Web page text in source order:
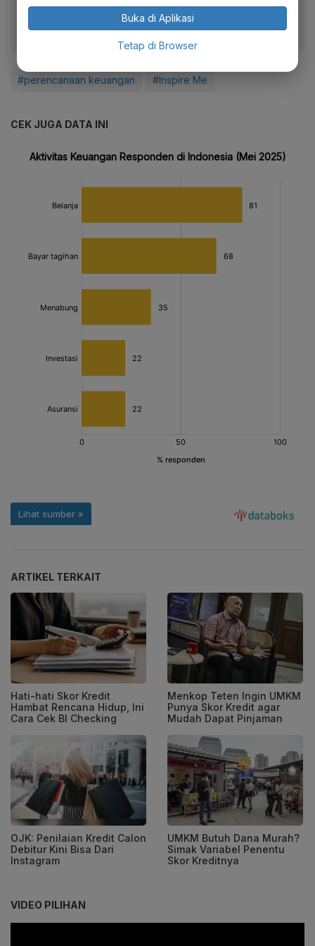
#perencanaan keuangan #Inspire Me
CEK JUGA DATA INI
ARTIKEL TERKAIT
Hati-hati Skor Kredit
Hambat Rencana Hidup, Ini
Cara Cek BI Checking
Menkop Teten Ingin UMKM
Punya Skor Kredit agar
Mudah Dapat Pinjaman
OJK: Penilaian Kredit Calon
Debitur Kini Bisa Dari
Instagram
UMKM Butuh Dana Murah?
Simak Variabel Penentu
Skor Kreditnya
VIDEO PILIHAN
Buka di Aplikasi
Tetap di Browser